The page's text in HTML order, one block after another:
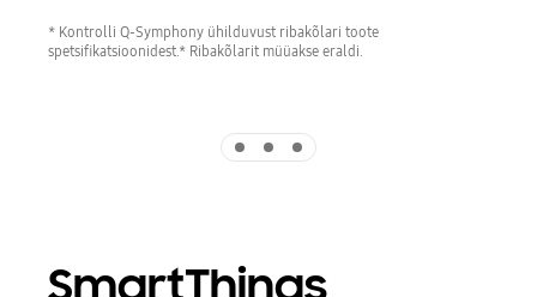
* Kontrolli Q-Symphony ühilduvust ribakõlari toote
spetsifikatsioonidest.* Ribakõlarit müüakse eraldi.